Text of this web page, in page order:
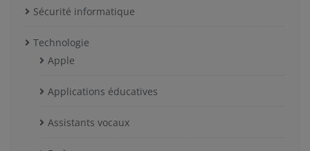
Sécurité informatique
Technologie
Apple
Applications éducatives
Assistants vocaux